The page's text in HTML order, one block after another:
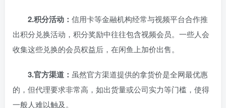
2.积分活动： 信用卡等金融机构经常与视频平台合作推
出积分兑换活动，积分奖励中往往包含视频会员。一些人会
收集这些兑换的会员权益后，在闲鱼上加价出售。
3.官方渠道： 虽然官方渠道提供的拿货价是全网最优惠
的，但代理要求非常高，如出货量或公司实力等门槛，使得
一般人难以触及。